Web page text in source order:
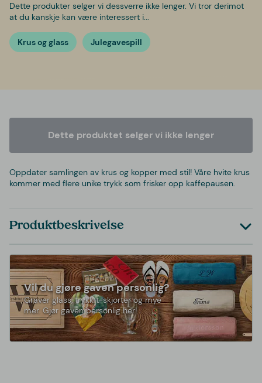
Dette produkter selger vi dessverre ikke lenger. Vi tror derimot
at du kanskje kan være interessert i...
Krus og glass Julegavespill
Dette produktet selger vi ikke lenger
Oppdater samlingen av krus og kopper med stil! Våre hvite krus
kommer med flere unike trykk som frisker opp kaffepausen.
Produktbeskrivelse
Vil du gjøre gaven personlig?
Graver glass, trykk t-skjorter og mye
mer. Gjør gaven personlig her!